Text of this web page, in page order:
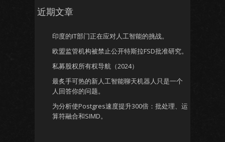
近期文章
印度的IT部门正在应对人工智能的挑战。
欧盟监管机构被禁止公开特斯拉FSD批准研究。
私募股权所有权导航（2024）
最炙手可热的新人工智能聊天机器人只是一个
人回答你的问题。
为分析使Postgres速度提升300倍：批处理、运
算符融合和SIMD。